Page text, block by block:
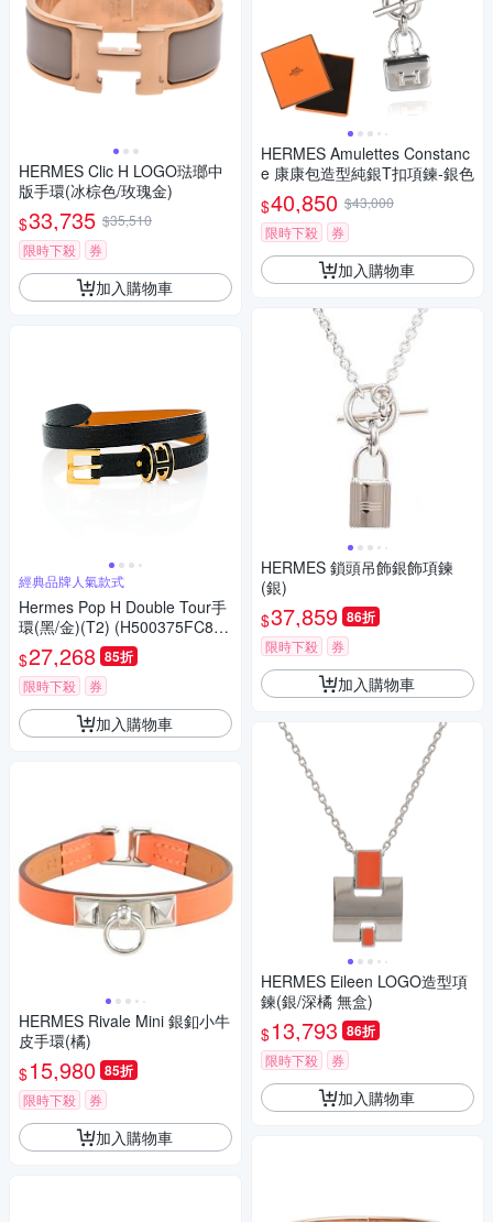
HERMES Clic H LOGO琺瑯中
版手環(冰棕色/玫瑰金)
$33,735 $35,510
限時下殺
券
加入購物車
經典品牌人氣款式
Hermes Pop H Double Tour手
環(黑/金)(T2) (H500375FC89T
2)
$27,268 85折
限時下殺 券
加入購物車
HERMES Rivale Mini 銀釦小牛
皮手環(橘)
$15,980 85折
限時下殺 券
加入購物車
HERMES Amulettes Constanc
e 康康包造型純銀T扣項鍊-銀色
$40,850 $43,000
限時下殺
券
加入購物車
HERMES 鎖頭吊飾銀飾項鍊
(銀)
$37,859 86折
限時下殺 券
加入購物車
HERMES Eileen LOGO造型項
鍊(銀/深橘 無盒)
$13,793 86折
限時下殺 券
加入購物車